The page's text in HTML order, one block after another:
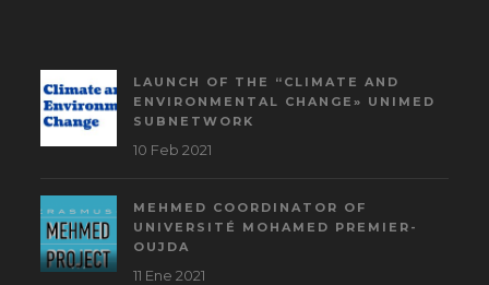
LAUNCH OF THE “CLIMATE AND
ENVIRONMENTAL CHANGE» UNIMED
SUBNETWORK
10 Feb 2021
MEHMED COORDINATOR OF
UNIVERSITÉ MOHAMED PREMIER-
OUJDA
11 Ene 2021